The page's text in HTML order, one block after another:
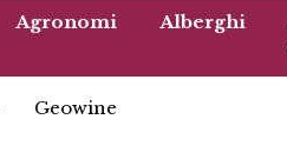
Agronomi Alberghi
Geowine